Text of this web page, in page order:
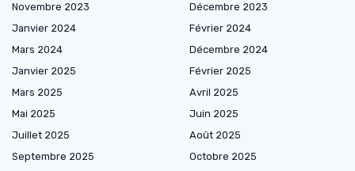
Novembre 2023
Décembre 2023
Janvier 2024
Février 2024
Mars 2024
Décembre 2024
Janvier 2025
Février 2025
Mars 2025
Avril 2025
Mai 2025
Juin 2025
Juillet 2025
Août 2025
Septembre 2025
Octobre 2025